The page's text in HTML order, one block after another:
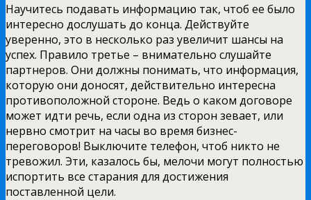
Научитесь подавать информацию так, чтоб ее было
интересно дослушать до конца. Действуйте
уверенно, это в несколько раз увеличит шансы на
успех. Правило третье – внимательно слушайте
партнеров. Они должны понимать, что информация,
которую они доносят, действительно интересна
противоположной стороне. Ведь о каком договоре
может идти речь, если одна из сторон зевает, или
нервно смотрит на часы во время бизнес-
переговоров! Выключите телефон, чтоб никто не
тревожил. Эти, казалось бы, мелочи могут полностью
испортить все старания для достижения
поставленной цели.